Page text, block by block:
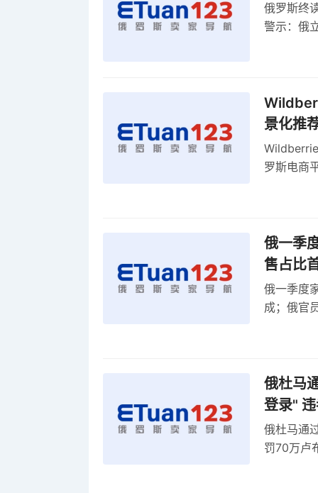
俄罗斯终
警示：俄
景化推
罗斯电商
俄一季
售占比
俄一季度
成；俄官
俄杜马
登录"
俄杜马通
罚70万卢